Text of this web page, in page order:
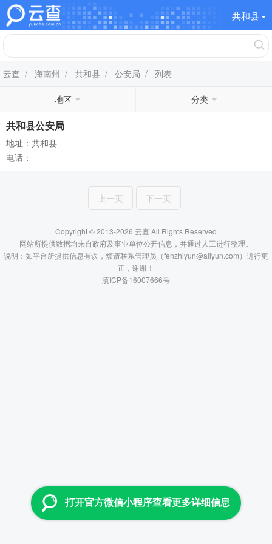
共和县
云查 / 海南州 / 共和县 / 公安局 / 列表
地区 分类
共和县公安局
地址：共和县
电话：
上一页 下一页
Copyright © 2013-2026 云查 All Rights Reserved
网站所提供数据均来自政府及事业单位公开信息，并通过人工进行整理。
说明：如平台所提供信息有误，烦请联系管理员（fenzhiyun@aliyun.com）进行更
正，谢谢！
滇ICP备16007666号
打开官方微信小程序查看更多详细信息